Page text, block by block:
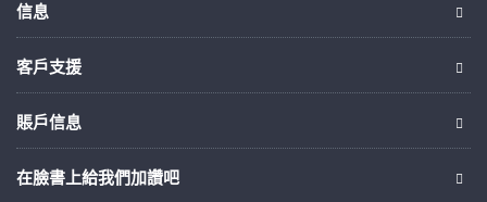
信息
客戶支援
賬戶信息
在臉書上給我們加讚吧